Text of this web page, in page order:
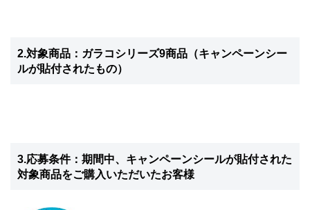
2.対象商品：ガラコシリーズ9商品（キャンペーンシー
ルが貼付されたもの）
3.応募条件：期間中、キャンペーンシールが貼付された
対象商品をご購入いただいたお客様